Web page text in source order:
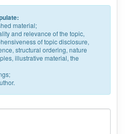
material;
and relevance of the topic,
of topic disclosure,
structural ordering, nature
illustrative material, the